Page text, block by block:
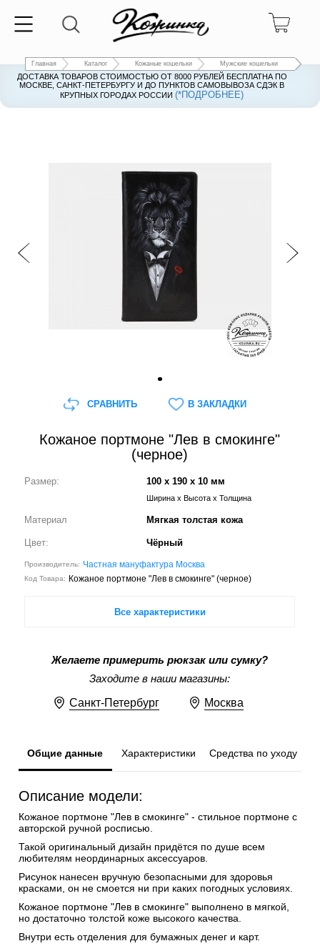
Главная Каталог Кожаные кошельки Мужские кошельки
ДОСТАВКА ТОВАРОВ СТОИМОСТЬЮ ОТ 8000 РУБЛЕЙ БЕСПЛАТНА ПО
МОСКВЕ, САНКТ-ПЕТЕРБУРГУ И ДО ПУНКТОВ САМОВЫВОЗА СДЭК В
КРУПНЫХ ГОРОДАХ РОССИИ(*ПОДРОБНЕЕ)
ДОСТАВКА ТОВАРОВ СТОИМОСТЬЮ ОТ 8000 РУБЛЕЙ БЕСПЛАТНА ПО
МОСКВЕ, САНКТ-ПЕТЕРБУРГУ И ДО ПУНКТОВ САМОВЫВОЗА СДЭК В
КРУПНЫХ ГОРОДАХ РОССИИ(*ПОДРОБНЕЕ)
Кожаное портмоне "Лев в смокинге"
(черное)
Размер: 100 x 190 x 10 мм
Ширина x Высота x Толщина
Материал Мягкая толстая кожа
Цвет: Чёрный
Производитель: Частная мануфактура Москва
Код Товара: Кожаное портмоне "Лев в смокинге" (черное)
Все характеристики
Желаете примерить рюкзак или сумку?
Заходите в наши магазины:
Санкт-Петербург Москва
СРАВНИТЬ В ЗАКЛАДКИ
Общие данные Характеристики Средства по уходу
Описание модели:
Кожаное портмоне "Лев в смокинге" - стильное портмоне с
авторской ручной росписью.
Такой оригинальный дизайн придётся по душе всем
любителям неординарных аксессуаров.
Рисунок нанесен вручную безопасными для здоровья
красками, он не смоется ни при каких погодных условиях.
Кожаное портмоне "Лев в смокинге" выполнено в мягкой,
но достаточно толстой коже высокого качества.
Внутри есть отделения для бумажных денег и карт.